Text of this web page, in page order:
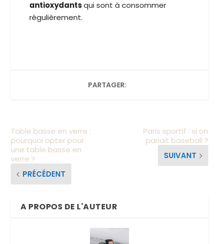
antioxydantsqui sont à consommer
régulièrement.
PARTAGER:
Table basse en verre :
pourquoi opter pour
une table basse en
verre ?
PRÉCÉDENT
Paris sportif : si on
pariait baseball ?
SUIVANT
A PROPOS DE L'AUTEUR